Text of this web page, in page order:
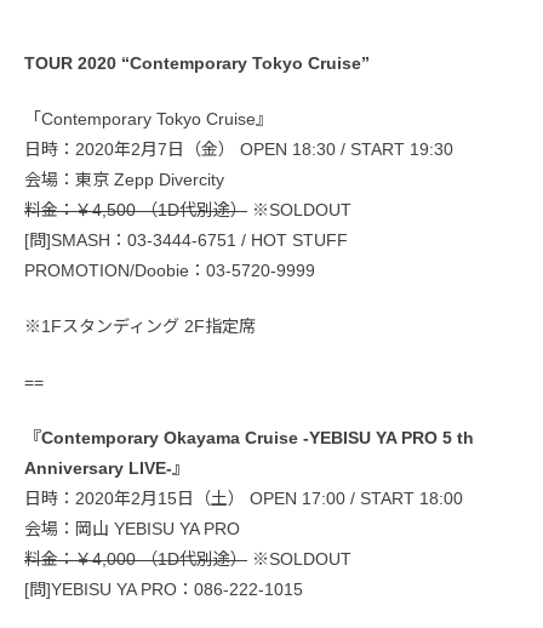
TOUR 2020 “Contemporary Tokyo Cruise”
「Contemporary Tokyo Cruise』
日時：2020年2月7日（金） OPEN 18:30 / START 19:30
会場：東京 Zepp Divercity
料金：￥4,500 （1D代別途） ※SOLDOUT
[問]SMASH：03-3444-6751 / HOT STUFF
PROMOTION/Doobie：03-5720-9999
※1Fスタンディング 2F指定席
==
『Contemporary Okayama Cruise -YEBISU YA PRO 5 th
Anniversary LIVE-』
日時：2020年2月15日（土） OPEN 17:00 / START 18:00
会場：岡山 YEBISU YA PRO
料金：￥4,000 （1D代別途） ※SOLDOUT
[問]YEBISU YA PRO：086-222-1015